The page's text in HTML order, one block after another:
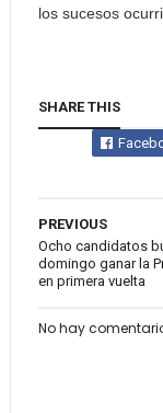
los sucesos
SHARE THIS
PREVIOUS
Ocho candidatos
domingo ganar la
en primera vuelta
No hay